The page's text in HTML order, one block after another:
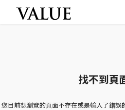
找不到頁
您目前想瀏覽的頁面不存在或是輸入了錯